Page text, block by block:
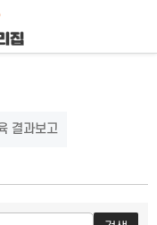
결과보고